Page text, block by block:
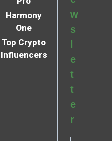
Harmony
One
Top Crypto
Influencers
w
s
e
t
t
e
r